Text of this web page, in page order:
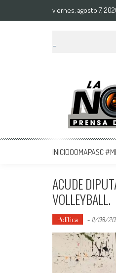
viernes, agosto 7,
La Nota
Noticias del día
INICIOOOMAPASC
ACUDE
VOLLEYBALL.
Política - 11/08/